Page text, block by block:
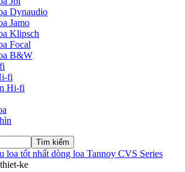
Dynaudio
Jamo
Klipsch
Focal
B&W
fi
Hi-fi
loa tốt nhất dòng loa Tannoy CVS Series
ke